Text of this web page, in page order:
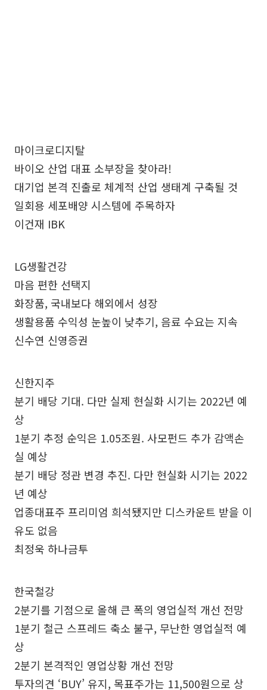
마이크로디지탈
바이오 산업 대표 소부장을 찾아라!
대기업 본격 진출로 체계적 산업 생태계 구축될 것
일회용 세포배양 시스템에 주목하자
이건재 IBK
LG생활건강
마음 편한 선택지
화장품, 국내보다 해외에서 성장
생활용품 수익성 눈높이 낮추기, 음료 수요는 지속
신수연 신영증권
신한지주
분기 배당 기대. 다만 실제 현실화 시기는 2022년 예
상
1분기 추정 순익은 1.05조원. 사모펀드 추가 감액손
실 예상
분기 배당 정관 변경 추진. 다만 현실화 시기는 2022
년 예상
업종대표주 프리미엄 희석됐지만 디스카운트 받을 이
유도 없음
최정욱 하나금투
한국철강
2분기를 기점으로 올해 큰 폭의 영업실적 개선 전망
1분기 철근 스프레드 축소 불구, 무난한 영업실적 예
상
2분기 본격적인 영업상황 개선 전망
투자의견 ‘BUY’ 유지, 목표주가는 11,500원으로 상